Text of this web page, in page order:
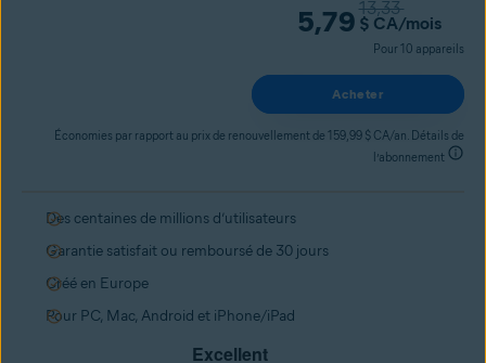
Des centaines de millions d’utilisateurs
Garantie satisfait ou remboursé de 30 jours
Créé en Europe
Pour PC, Mac, Android et iPhone/iPad
Excellent
5,79 13,33
$ CA/mois
Pour 10 appareils
Acheter
Économies par rapport au prix de renouvellement de 159,99 $ CA/an. Détails de
l’abonnement